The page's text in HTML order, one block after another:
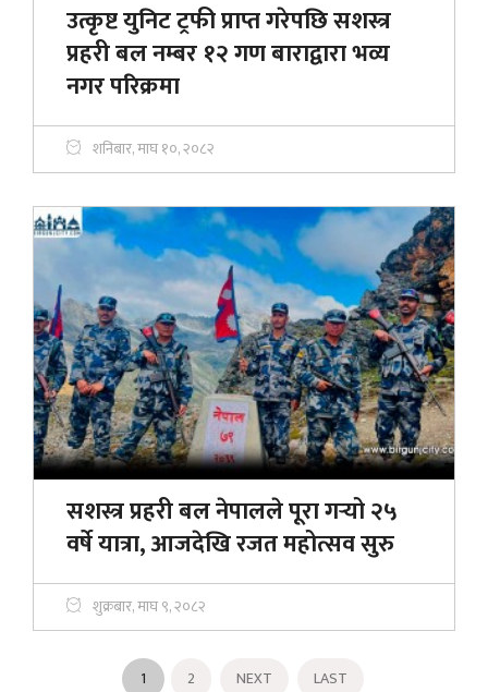
उत्कृष्ट युनिट ट्रफी प्राप्त गरेपछि सशस्त्र
प्रहरी बल नम्बर १२ गण बाराद्वारा भव्य
नगर परिक्रमा
शनिबार, माघ १०, २०८२
सशस्त्र प्रहरी बल नेपालले पूरा गर्‍यो २५
वर्षे यात्रा, आजदेखि रजत महोत्सव सुरु
शुक्रबार, माघ ९, २०८२
1 2 NEXT LAST